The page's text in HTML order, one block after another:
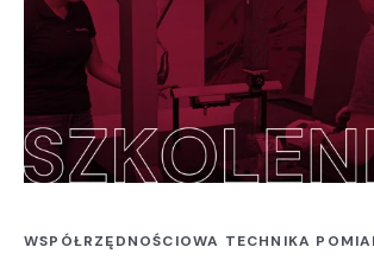
WSPÓŁRZĘDNOŚCIOWA TECHNIKA